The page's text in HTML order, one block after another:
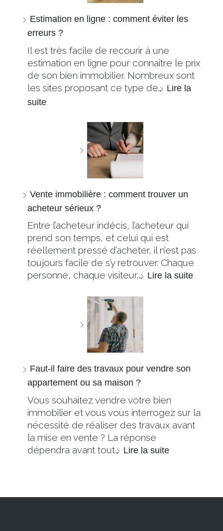
Estimation en ligne : comment éviter les
erreurs ?
Il est très facile de recourir à une
estimation en ligne pour connaître le prix
de son bien immobilier. Nombreux sont
les sites proposant ce type de… Lire la
suite
Vente immobilière : comment trouver un
acheteur sérieux ?
Entre l’acheteur indécis, l’acheteur qui
prend son temps, et celui qui est
réellement pressé d’acheter, il n’est pas
toujours facile de s’y retrouver. Chaque
personne, chaque visiteur,… Lire la suite
Faut-il faire des travaux pour vendre son
appartement ou sa maison ?
Vous souhaitez vendre votre bien
immobilier et vous vous interrogez sur la
nécessité de réaliser des travaux avant
la mise en vente ? La réponse
dépendra avant tout… Lire la suite